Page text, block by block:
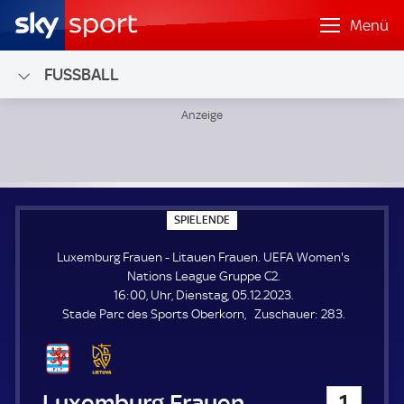
Menü
FUSSBALL
SPIELENDE
P
E
E
N
E
Luxemburg Frauen - Litauen Frauen. UEFA Women's
Nations League Gruppe C2.
16:00, Uhr, Dienstag, 05.12.2023.
Stade Parc des Sports Oberkorn
Zuschauer: Z
h
283.